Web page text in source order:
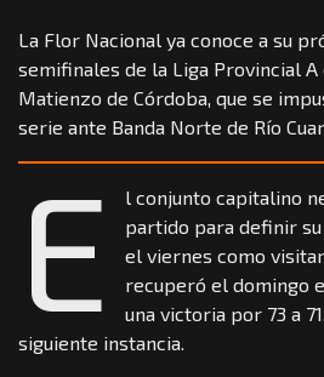
La Flor Nacional ya conoce a su
semifinales de la Liga Provincial A
Matienzo de Córdoba, que se
serie ante Banda Norte de Río
E
l conjunto capitalino
partido para definir
el viernes como
recuperó el domingo
una victoria por 73 a
siguiente instancia.